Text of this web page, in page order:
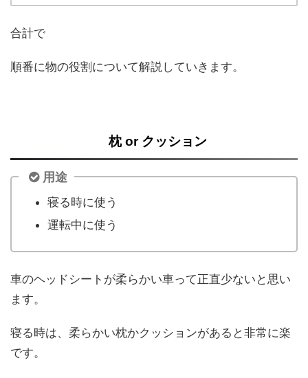
合計で
順番に物の役割について解説していきます。
枕 or クッション
用途
寝る時に使う
運転中に使う
車のヘッドシートが柔らかい車って正直少ないと思い
ます。
寝る時は、柔らかい枕かクッションがあると非常に楽
です。